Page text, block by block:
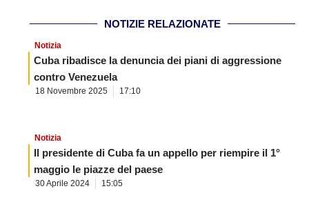
NOTIZIE RELAZIONATE
Notizia
Cuba ribadisce la denuncia dei piani di aggressione
contro Venezuela
18 Novembre 2025 17:10
Notizia
Il presidente di Cuba fa un appello per riempire il 1°
maggio le piazze del paese
30 Aprile 2024 15:05